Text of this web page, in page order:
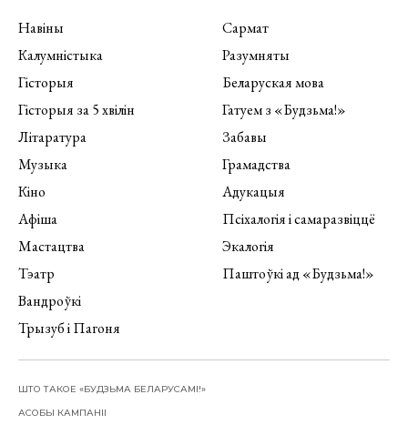
Навіны
Калумністыка
Гісторыя
Гісторыя за 5 хвілін
Літаратура
Музыка
Кіно
Афіша
Мастацтва
Тэатр
Вандроўкі
Трызуб і Пагоня
Сармат
Разумняты
Беларуская мова
Гатуем з «Будзьма!»
Забавы
Грамадства
Адукацыя
Псіхалогія і самаразвіццё
Экалогія
Паштоўкі ад «Будзьма!»
ШТО ТАКОЕ «БУДЗЬМА БЕЛАРУСАМІ!»
АСОБЫ КАМПАНІІ